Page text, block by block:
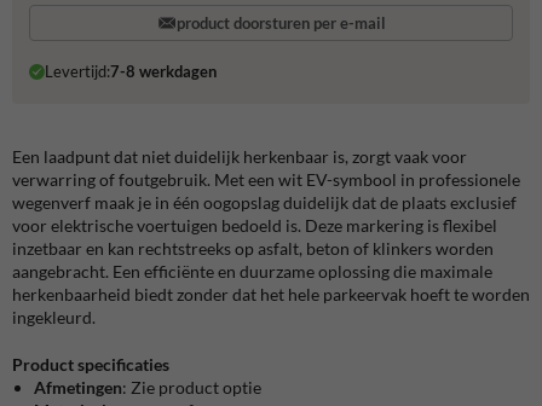
product doorsturen per e-mail
Levertijd:7-8 werkdagen
Een laadpunt dat niet duidelijk herkenbaar is, zorgt vaak voor
verwarring of foutgebruik. Met een wit EV-symbool in professionele
wegenverf maak je in één oogopslag duidelijk dat de plaats exclusief
voor elektrische voertuigen bedoeld is. Deze markering is flexibel
inzetbaar en kan rechtstreeks op asfalt, beton of klinkers worden
aangebracht. Een efficiënte en duurzame oplossing die maximale
herkenbaarheid biedt zonder dat het hele parkeervak hoeft te worden
ingekleurd.
Product specificaties
Afmetingen: Zie product optie